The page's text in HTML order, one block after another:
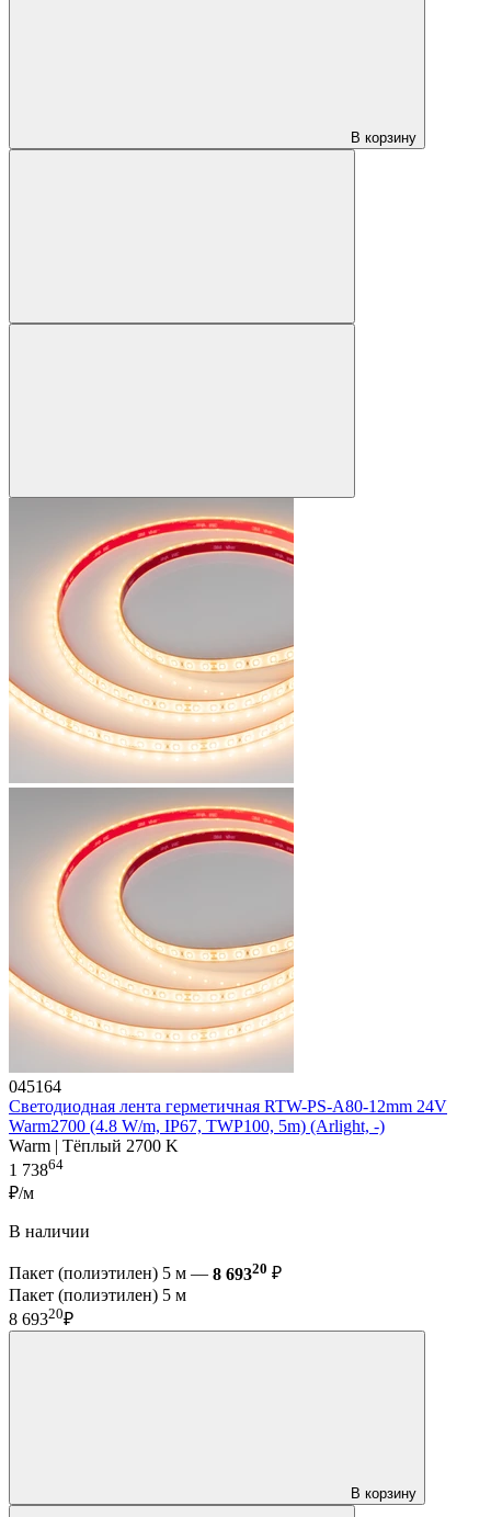
В корзину
045164
Светодиодная лента герметичная RTW-PS-A80-12mm 24V
Warm2700 (4.8 W/m, IP67, TWP100, 5m) (Arlight, -)
Warm | Тёплый 2700 K
1 73864
₽/м
В наличии
Пакет (полиэтилен) 5 м — 8 69320 ₽
Пакет (полиэтилен) 5 м
8 69320₽
В корзину